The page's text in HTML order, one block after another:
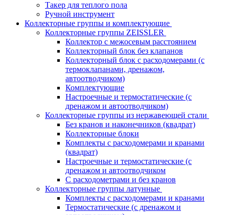
Такер для теплого пола
Ручной инструмент
Коллекторные группы и комплектующие
Коллекторные группы ZEISSLER
Коллектор с межосевым расстоянием
Коллекторный блок без клапанов
Коллекторный блок с расходомерами (с
термоклапанами, дренажом,
автоотводчиком)
Комплектующие
Настроечные и термостатические (с
дренажом и автоотводчиком)
Коллекторные группы из нержавеющей стали
Без кранов и наконечников (квадрат)
Коллекторные блоки
Комплекты с расходомерами и кранами
(квадрат)
Настроечные и термостатические (с
дренажом и автоотводчиком
С расходометрами и без кранов
Коллекторные группы латунные
Комплекты с расходомерами и кранами
Термостатические (с дренажом и